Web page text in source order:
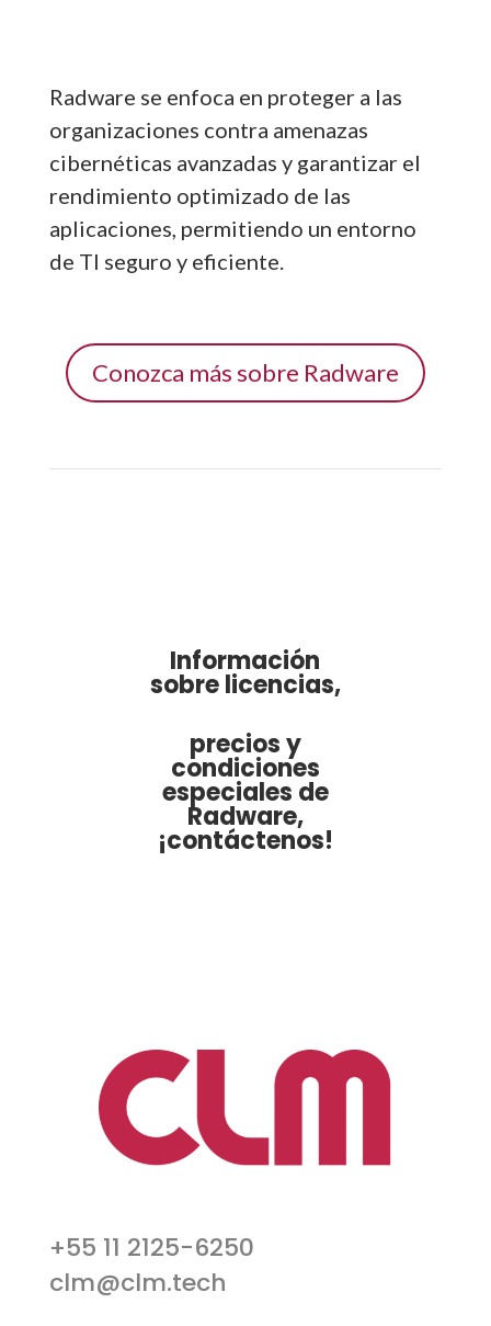
Radware se enfoca en proteger a las
organizaciones contra amenazas
cibernéticas avanzadas y garantizar el
rendimiento optimizado de las
aplicaciones, permitiendo un entorno
de TI seguro y eficiente.
Conozca más sobre Radware
Información
sobre licencias,
precios y
condiciones
especiales de
Radware,
¡contáctenos!
+55 11 2125-6250
clm@clm.tech